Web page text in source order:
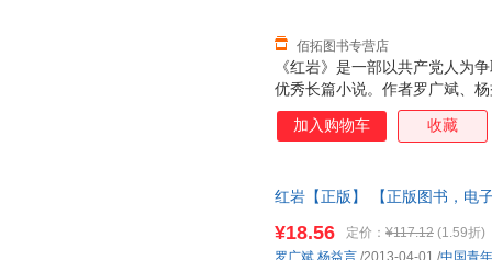
《红岩》是一部以共产党人为
优秀长篇小说。作者罗广斌、
所”的集中营里，亲身经历过敌
生活。作为幸存者和最直接的
品。 1948年，在国民党统治下
党的备用联络站。 江姐受上级
佰拓图书专营店
加入购物车 收藏
红岩【正版】 【正版图书，电
¥18.56 定价： ¥117.12 (1.59折)
罗广斌,杨益言 /2013-04-01 /中国青